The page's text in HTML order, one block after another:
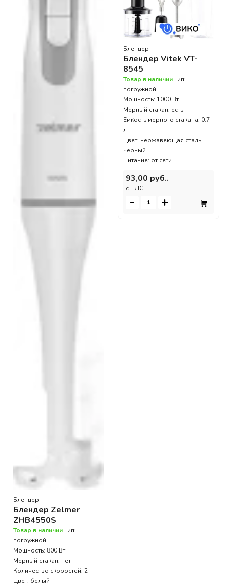
Блендер
Блендер Zelmer
ZHB4550S
Товар в наличииТип:
погружной
Мощность: 800 Вт
Мерный стакан: нет
Количество скоростей: 2
Цвет: белый
Блендер
Блендер Vitek VT-
8545
Товар в наличииТип:
погружной
Мощность: 1000 Вт
Мерный стакан: есть
Емкость мерного стакана: 0.7
л
Цвет: нержавеющая сталь,
черный
Питание: от сети
93,00 руб..
c НДС
- +